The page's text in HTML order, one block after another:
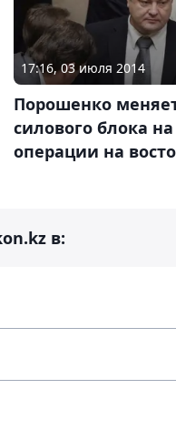
17:16, 03 июля 2014
Порошенко
силового блока
операции на
в: